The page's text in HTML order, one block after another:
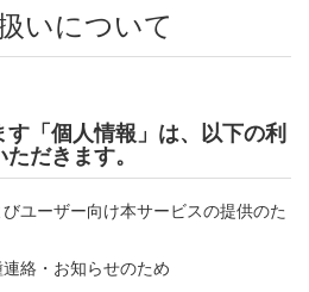
いについて
「個人情報」は、以下の利
だきます。
ユーザー向け本サービスの提供のた
絡・お知らせのため